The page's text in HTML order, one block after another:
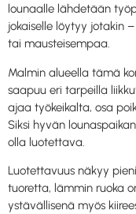
lounaalle lähdetään
jokaiselle löytyy jotakin
tai mausteisempaa.
Malmin alueella tämä
saapuu eri tarpeilla
ajaa työkeikalta, osa
Siksi hyvän
olla luotettava.
Luotettavuus näkyy
tuoretta, lämmin ruoka
ystävällisenä myös